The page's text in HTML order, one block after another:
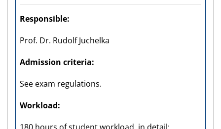
Responsible
Prof. Dr. Rudolf Juchelka
Admission criteria
See exam regulations.
Workload